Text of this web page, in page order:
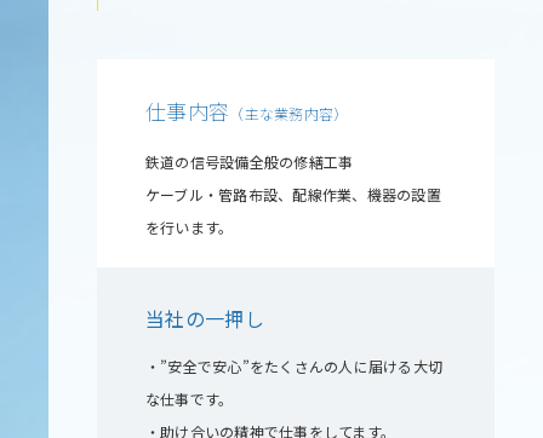
仕事内容 （主な業務内容）
鉄道の信号設備全般の修繕工事
ケーブル・管路布設、配線作業、機器の設置
を行います。
当社の一押し
・”安全で安心”をたくさんの人に届ける大切
な仕事です。
・助け合いの精神で仕事をしてます。